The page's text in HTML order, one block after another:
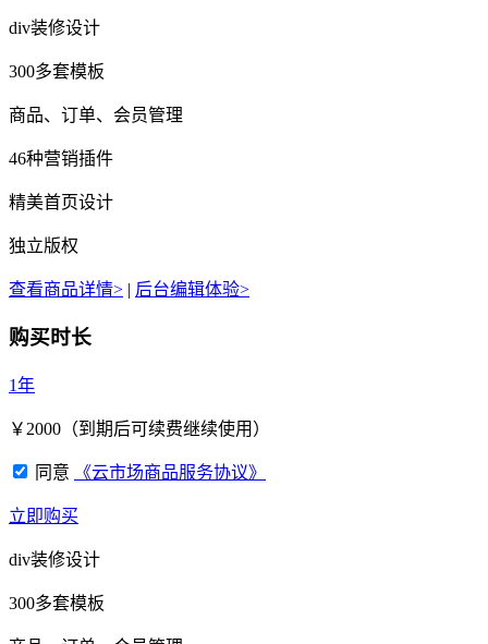
div装修设计
300多套模板
商品、订单、会员管理
46种营销插件
精美首页设计
独立版权
查看商品详情> | 后台编辑体验>
购买时长
1年
￥ 2000 （到期后可续费继续使用）
同意 《云市场商品服务协议》
立即购买
div装修设计
300多套模板